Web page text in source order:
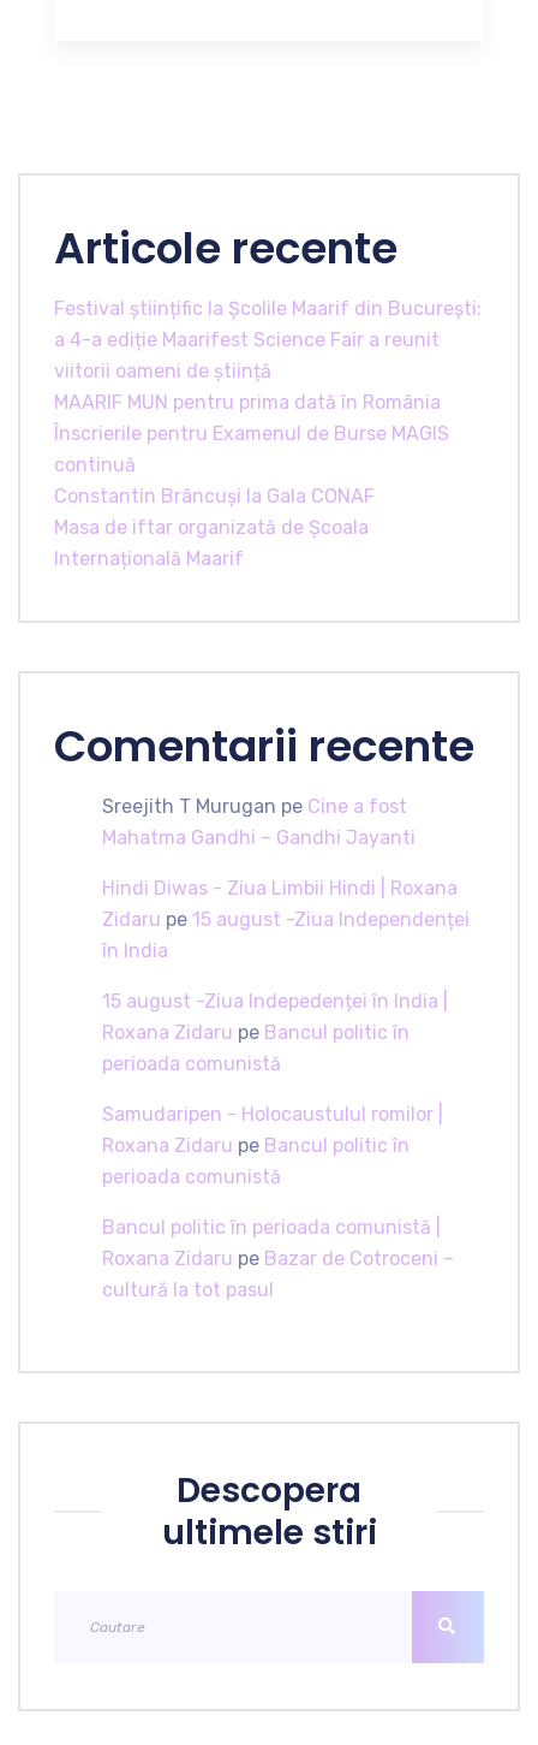
Articole recente
Festival științific la Școlile Maarif din București:
a 4-a ediție Maarifest Science Fair a reunit
viitorii oameni de știință
MAARIF MUN pentru prima dată în România
Înscrierile pentru Examenul de Burse MAGIS
continuă
Constantin Brâncuși la Gala CONAF
Masa de iftar organizată de Școala
Internațională Maarif
Comentarii recente
Sreejith T Murugan pe Cine a fost
Mahatma Gandhi – Gandhi Jayanti
Hindi Diwas - Ziua Limbii Hindi | Roxana
Zidaru pe 15 august -Ziua Independenței
în India
15 august -Ziua Indepedenței în India |
Roxana Zidaru pe Bancul politic în
perioada comunistă
Samudaripen - Holocaustulul romilor |
Roxana Zidaru pe Bancul politic în
perioada comunistă
Bancul politic în perioada comunistă |
Roxana Zidaru pe Bazar de Cotroceni –
cultură la tot pasul
Descopera
ultimele stiri